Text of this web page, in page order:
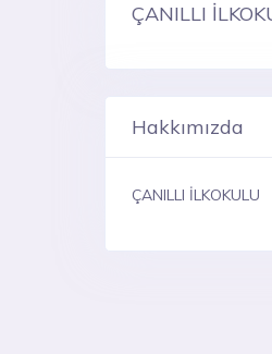
ÇANILLI
Hakkımızda
ÇANILLI İLKOKULU